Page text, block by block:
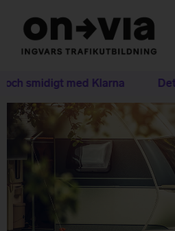
smidigt med Klarna